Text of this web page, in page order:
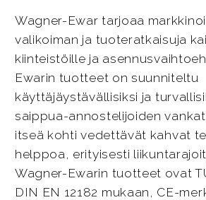
Wagner-Ewar tarjoaa
valikoiman ja tuoteratkaisuja
kiinteistöille ja
Ewarin tuotteet on suunniteltu
käyttäjäystävällisiksi ja
saippua-annostelijoiden
itseä kohti vedettävät kahvat
helppoa, erityisesti
Wagner-Ewarin tuotteet ovat
DIN EN 12182 mukaan, CE-